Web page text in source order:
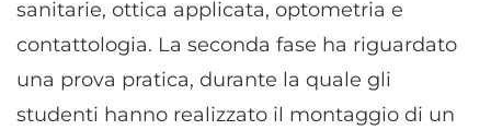
sanitarie, ottica applicata, optometria e
contattologia. La seconda fase ha riguardato
una prova pratica, durante la quale gli
studenti hanno realizzato il montaggio di un